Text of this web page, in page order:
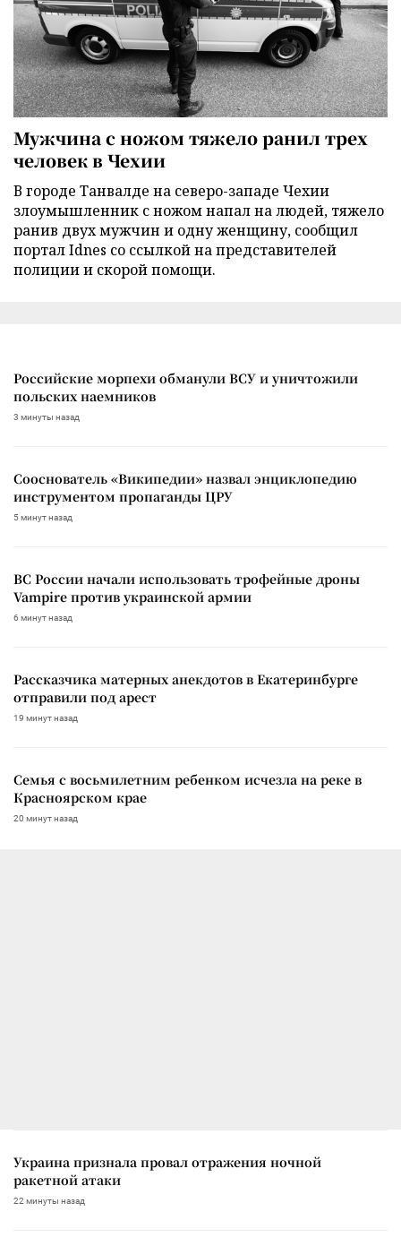
Мужчина с ножом тяжело ранил трех
человек в Чехии
В городе Танвалде на северо-западе Чехии
злоумышленник с ножом напал на людей, тяжело
ранив двух мужчин и одну женщину, сообщил
портал Idnes со ссылкой на представителей
полиции и скорой помощи.
Российские морпехи обманули ВСУ и уничтожили
польских наемников
3 минуты назад
Сооснователь «Википедии» назвал энциклопедию
инструментом пропаганды ЦРУ
5 минут назад
ВС России начали использовать трофейные дроны
Vampire против украинской армии
6 минут назад
Рассказчика матерных анекдотов в Екатеринбурге
отправили под арест
19 минут назад
Семья с восьмилетним ребенком исчезла на реке в
Красноярском крае
20 минут назад
Украина признала провал отражения ночной
ракетной атаки
22 минуты назад